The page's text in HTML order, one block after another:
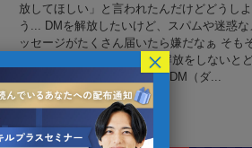
放してほしい」と言われたんだけどどうしよ
う... DMを解放したいけど、スパムや迷惑な
ッセージがたくさん届いたら嫌だなぁ そも
も、X（Twitter）ってDMの解放をしないと
うなるの？ X（Twitter）で、DM（ダ...
2023年12月3日
×